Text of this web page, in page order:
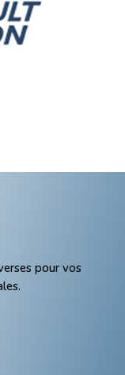
pour vos